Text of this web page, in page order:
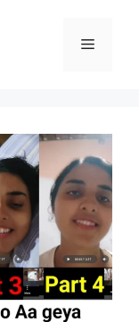
Menu